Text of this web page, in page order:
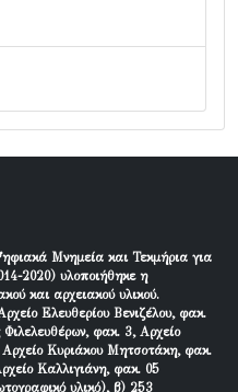
Μνημεία και Τεκμήρια για
2020) υλοποιήθηκε η
και αρχειακού υλικού.
Ελευθερίου Βενιζέλου, φακ.
φακ. 3, Αρχείο
Κυριάκου Μητσοτάκη, φακ.
Καλλιγιάνη, φακ. 05
υλικό), β) 253